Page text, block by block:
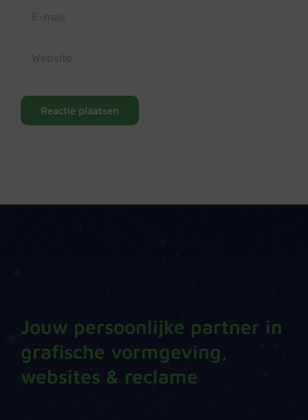
Jouw persoonlijke partner in
grafische vormgeving,
websites & reclame